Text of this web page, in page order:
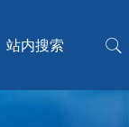
站内搜索